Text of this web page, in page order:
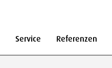
Service Referenzen